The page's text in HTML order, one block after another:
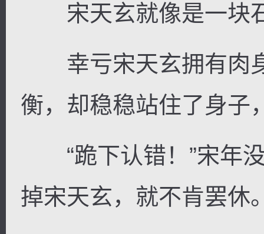
宋天玄就像是一块
幸亏宋天玄拥有肉
衡，却稳稳站住了身子
“跪下认错！”宋年没
掉宋天玄，就不肯罢休